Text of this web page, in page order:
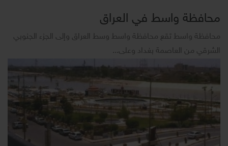
محافظة واسط في العراق
محافظة واسط تقع محافظة واسط وسط العراق وإلى الجزء الجنوبي
الشرقي من العاصمة بغداد وعلى...